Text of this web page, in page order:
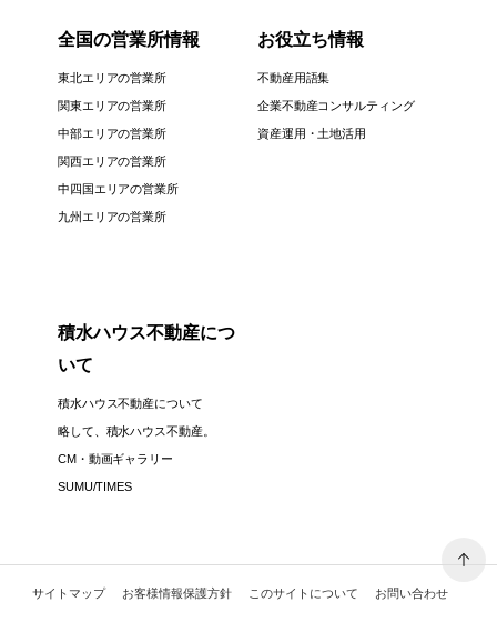
全国の営業所情報
東北エリアの営業所
関東エリアの営業所
中部エリアの営業所
関西エリアの営業所
中四国エリアの営業所
九州エリアの営業所
お役立ち情報
不動産用語集
企業不動産コンサルティング
資産運用・土地活用
積水ハウス不動産につ
いて
積水ハウス不動産について
略して、積水ハウス不動産。
CM・動画ギャラリー
SUMU/TIMES
サイトマップ お客様情報保護方針 このサイトについて お問い合わせ